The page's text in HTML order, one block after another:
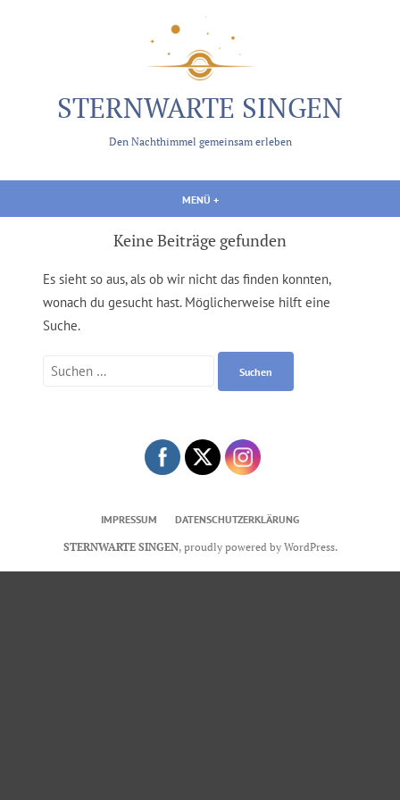
STERNWARTE SINGEN
Den Nachthimmel gemeinsam erleben
MENÜ +AUFGEKLAPPT
ZUGEKLAPPT
Keine Beiträge gefunden
Es sieht so aus, als ob wir nicht das finden konnten,
wonach du gesucht hast. Möglicherweise hilft eine
Suche.
Suche
IMPRESSUM DATENSCHUTZERKLÄRUNG
STERNWARTE SINGEN, proudly powered by WordPress.